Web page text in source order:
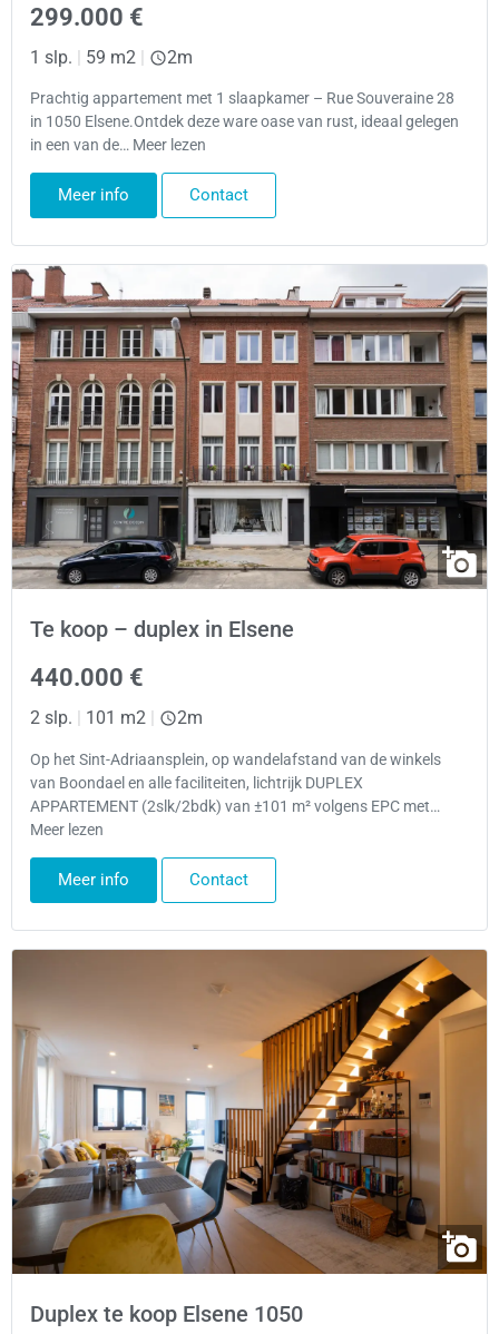
299.000 €
1 slp. | 59 m2 | 2m
Prachtig appartement met 1 slaapkamer – Rue Souveraine 28
in 1050 Elsene.Ontdek deze ware oase van rust, ideaal gelegen
in een van de… Meer lezen
Meer info Contact
Te koop – duplex in Elsene
440.000 €
2 slp. 101 m2 2m
Op het Sint-Adriaansplein, op wandelafstand van de winkels
van Boondael en alle faciliteiten, lichtrijk DUPLEX
APPARTEMENT (2slk/2bdk) van ±101 m² volgens EPC met…
Meer lezen
Meer info Contact
Duplex te koop Elsene 1050